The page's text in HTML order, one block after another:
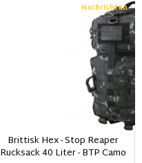
Nachrichten
Brittisk Hex - Stop Reaper
Rucksack 40 Liter - BTP Camo